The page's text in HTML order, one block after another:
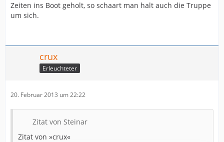
Zeiten ins Boot geholt, so schaart man halt auch die Truppe
um sich.
crux
Erleuchteter
20. Februar 2013 um 22:22
Zitat von Steinar
Zitat von »crux«